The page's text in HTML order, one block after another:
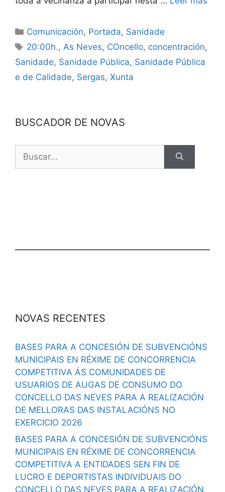
Comunicación, Portada, Sanidade
20:00h., As Neves, COncello, concentración,
Sanidade, Sanidade Pública, Sanidade Pública
e de Calidade, Sergas, Xunta
BUSCADOR DE NOVAS
NOVAS RECENTES
BASES PARA A CONCESIÓN DE SUBVENCIÓNS
MUNICIPAIS EN RÉXIME DE CONCORRENCIA
COMPETITIVA ÁS COMUNIDADES DE
USUARIOS DE AUGAS DE CONSUMO DO
CONCELLO DAS NEVES PARA A REALIZACIÓN
DE MELLORAS DAS INSTALACIÓNS NO
EXERCICIO 2026
BASES PARA A CONCESIÓN DE SUBVENCIÓNS
MUNICIPAIS EN RÉXIME DE CONCORRENCIA
COMPETITIVA A ENTIDADES SEN FIN DE
LUCRO E DEPORTISTAS INDIVIDUAIS DO
CONCELLO DAS NEVES PARA A REALIZACIÓN